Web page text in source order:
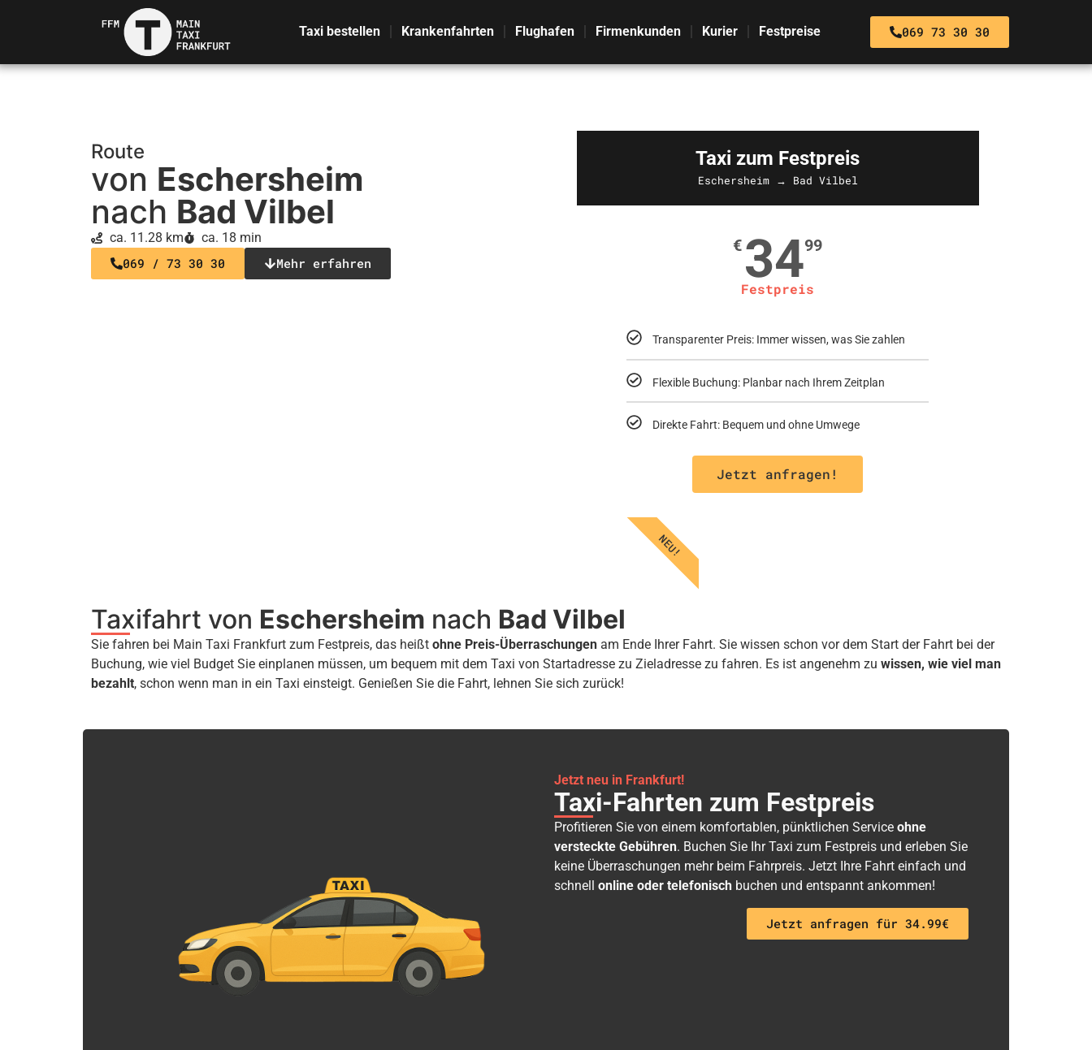
Taxi bestellen Krankenfahrten Flughafen Firmenkunden Kurier Festpreise 069 73 30 30
Route
von Eschersheim
nach Bad Vilbel
ca. 11.28 km ca. 18 min
069 / 73 30 30 Mehr erfahren
Taxi zum Festpreis
Eschersheim → Bad Vilbel
€ 3499
Festpreis
Transparenter Preis: Immer wissen, was Sie zahlen
Flexible Buchung: Planbar nach Ihrem Zeitplan
Direkte Fahrt: Bequem und ohne Umwege
Jetzt anfragen!
NEU!
Taxifahrt von Eschersheim nach Bad Vilbel
Sie fahren bei Main Taxi Frankfurt zum Festpreis, das heißt ohne Preis-Überraschungen am Ende Ihrer Fahrt. Sie wissen schon vor dem Start der Fahrt bei der
Buchung, wie viel Budget Sie einplanen müssen, um bequem mit dem Taxi von Startadresse zu Zieladresse zu fahren. Es ist angenehm zu wissen, wie viel man
bezahlt, schon wenn man in ein Taxi einsteigt. Genießen Sie die Fahrt, lehnen Sie sich zurück!
Jetzt neu in Frankfurt!
Taxi-Fahrten zum Festpreis
Profitieren Sie von einem komfortablen, pünktlichen Service ohne
versteckte Gebühren. Buchen Sie Ihr Taxi zum Festpreis und erleben Sie
keine Überraschungen mehr beim Fahrpreis. Jetzt Ihre Fahrt einfach und
schnell online oder telefonisch buchen und entspannt ankommen!
Jetzt anfragen für 34.99€